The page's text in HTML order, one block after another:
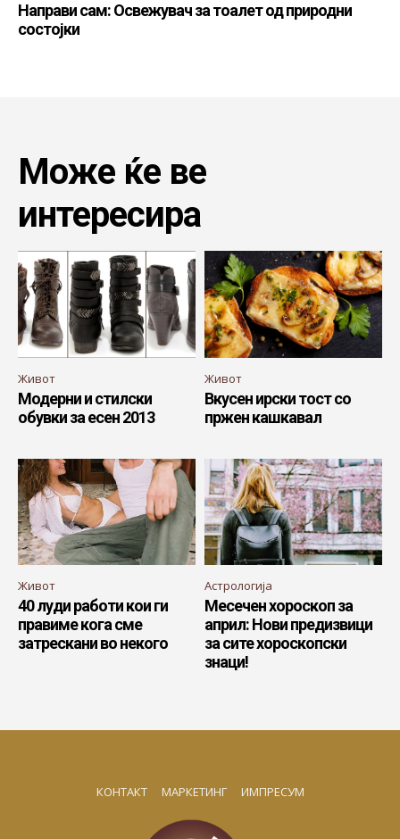
Направи сам: Освежувач за тоалет од природни
состојки
Може ќе ве
интересира
Живот
Модерни и стилски
обувки за есен 2013
Живот
Вкусен ирски тост со
пржен кашкавал
Живот
40 луди работи кои ги
правиме кога сме
затрескани во некого
Астрологија
Месечен хороскоп за
април: Нови предизвици
за сите хороскопски
знаци!
КОНТАКТ МАРКЕТИНГ ИМПРЕСУМ